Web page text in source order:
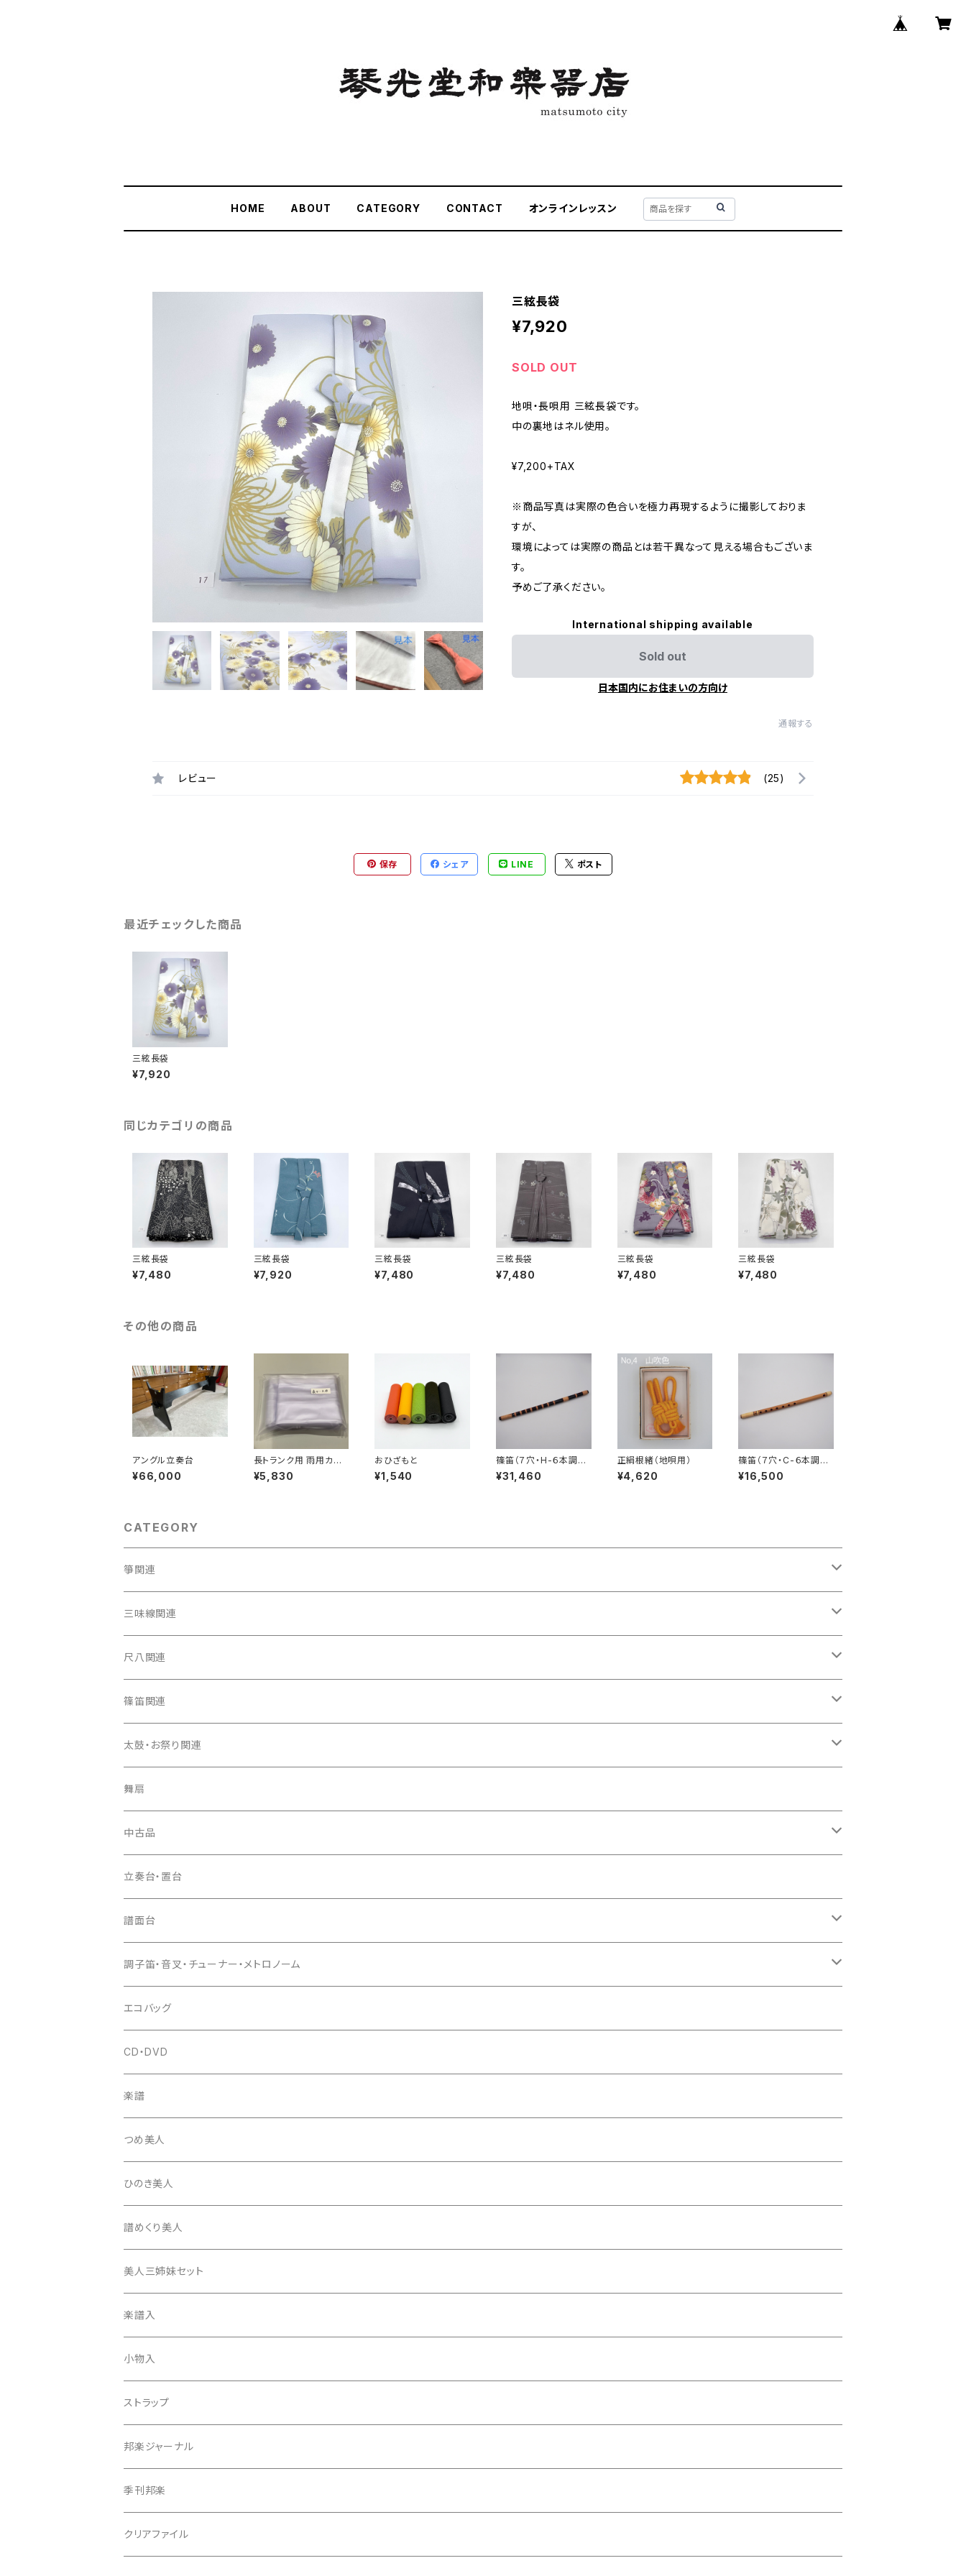
HOME ABOUT CATEGORY CONTACT オンラインレッスン
三絃長袋
¥7,920
SOLD OUT
地唄・長唄用 三絃長袋です。
中の裏地はネル使用。
¥7,200+TAX
※商品写真は実際の色合いを極力再現するように撮影しておりま
すが、
環境によっては実際の商品とは若干異なって見える場合もございま
す。
予めご了承ください。
International shipping available
Sold out
日本国内にお住まいの方向け
通報する
レビュー (25)
保存 シェア LINE ポスト
最近チェックした商品
三絃長袋
¥7,920
同じカテゴリの商品
三絃長袋
¥7,480
三絃長袋
¥7,920
三絃長袋
¥7,480
三絃長袋
¥7,480
三絃長袋
¥7,480
三絃長袋
¥7,480
その他の商品
アングル立奏台
¥66,000
長トランク用 雨用カバ
ー
¥5,830
おひざもと
¥1,540
篠笛（７穴・H-６本調
子）
¥31,460
正絹根緒（地唄用）
¥4,620
篠笛（７穴・C-６本調
子）
¥16,500
CATEGORY
箏関連
箏（本体）
箏カバー
箏袋
口前袋・尾布
爪・爪輪
爪入
爪駒入
猫足入
爪ばさみ
箏柱
柱入
平柱入
三角柱入
琴台
13絃用琴台（低）
13絃用琴台（高）
桐柱箱
消音フェルト
三味線関連
三味線（本体）
三味線ケース
長トランク・三ツ折トランク
ソフトケース
雨用カバー
長袋・三ツ組袋・胴袋
胴掛
根緒
糸
(丸三) 寿糸
はつね糸
駒
地唄駒
長唄駒
糸駒入
爪駒入
撥入
一丁撥入
三角撥入（ファスナー式）
撥
長唄・民謡撥
地唄撥
撥さや
撥滑り止めゴム
ひざゴム・胴ゴム・おひざもと
天神袋
天神巾着
指すり
つぼシール
撥皮・撥皮のり
胴板
尺八関連
尺八（本体）
尺八袋
歌口キャップ
つゆ切り
篠笛関連
篠笛（本体）
お祭り用６穴
お祭り用７穴
篠笛袋
太鼓・お祭り関連
太鼓（本体）
太鼓撥
手拍子（チャンチャン）
当り鉦
シュモク（当り鉦バチ）
舞扇
中古品
箏（本体）
三味線（本体）
立奏台・置台
譜面台
座奏用譜面台
立奏用譜面台
調子笛・音叉・チューナー・メトロノーム
調子笛・音叉
チューナー・メトロノーム
エコバッグ
CD・DVD
楽譜
つめ美人
ひのき美人
譜めくり美人
美人三姉妹セット
楽譜入
小物入
ストラップ
邦楽ジャーナル
季刊邦楽
クリアファイル